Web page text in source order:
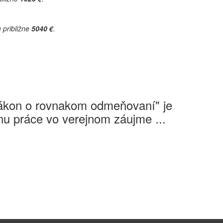
5040 €.
o rovnakom odmeňovaní" je
práce vo verejnom záujme ...